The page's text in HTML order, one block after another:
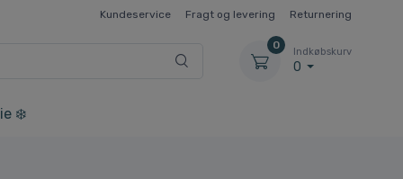
Kundeservice Fragt og levering Returnering
0
Indkøbskurv
0
❄️